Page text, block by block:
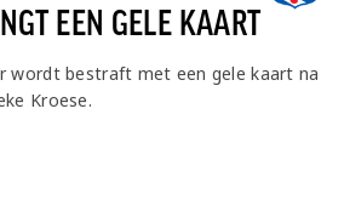
EEN GELE KAART
wordt bestraft met een gele kaart na
Kroese.